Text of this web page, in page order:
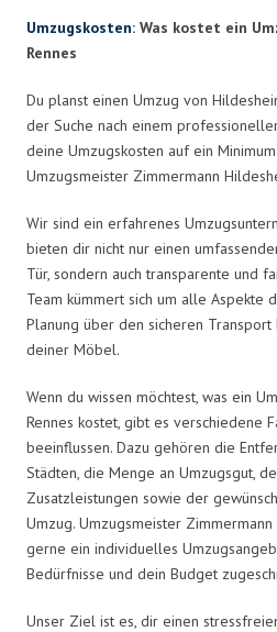
Umzugskosten: Was kostet ein
Rennes
Du planst einen Umzug von
der Suche nach einem
deine Umzugskosten auf ein
Umzugsmeister Zimmermann
Wir sind ein erfahrenes
bieten dir nicht nur einen
Tür, sondern auch transparente und
Team kümmert sich um alle Aspekte
Planung über den sicheren
deiner Möbel.
Wenn du wissen möchtest, was ein
Rennes kostet, gibt es verschiedene
beeinflussen. Dazu gehören die
Städten, die Menge an Umzugsgut,
Zusatzleistungen sowie der
Umzug. Umzugsmeister
gerne ein individuelles
Bedürfnisse und dein Budget
Unser Ziel ist es, dir einen